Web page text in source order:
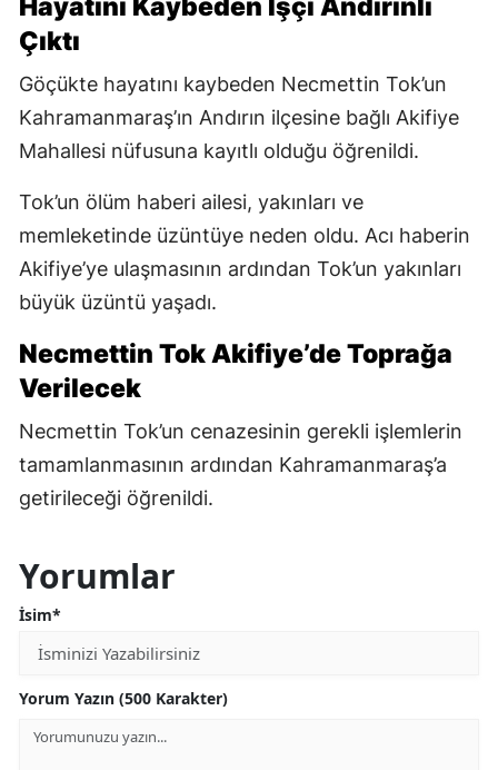
Hayatını Kaybeden İşçi Andırınlı
Çıktı
Göçükte hayatını kaybeden Necmettin Tok’un
Kahramanmaraş’ın Andırın ilçesine bağlı Akifiye
Mahallesi nüfusuna kayıtlı olduğu öğrenildi.
Tok’un ölüm haberi ailesi, yakınları ve
memleketinde üzüntüye neden oldu. Acı haberin
Akifiye’ye ulaşmasının ardından Tok’un yakınları
büyük üzüntü yaşadı.
Necmettin Tok Akifiye’de Toprağa
Verilecek
Necmettin Tok’un cenazesinin gerekli işlemlerin
tamamlanmasının ardından Kahramanmaraş’a
getirileceği öğrenildi.
Yorumlar
İsim*
Yorum Yazın (500 Karakter)